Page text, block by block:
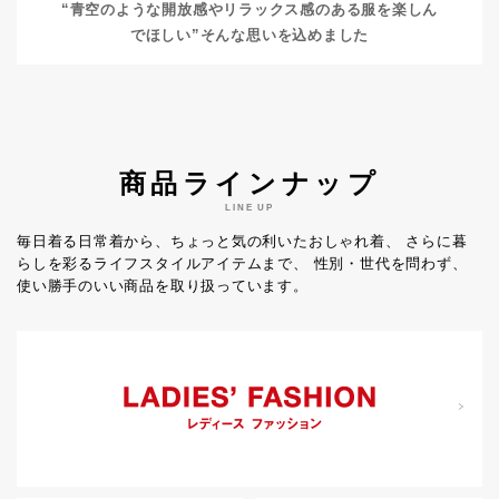
“青空のような開放感やリラックス感のある服を楽しん
でほしい” そんな思いを込めました
商品ラインナップ
LINE UP
毎日着る日常着から、ちょっと気の利いたおしゃれ着、
さらに暮
らしを彩るライフスタイルアイテムまで、
性別・世代を問わず、
使い勝手のいい商品を取り扱っています。